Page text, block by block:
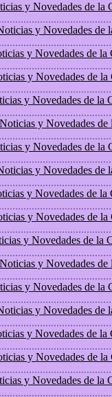
y Novedades de la
y Novedades de
y Novedades de la
y Novedades de la
y Novedades de la
y Novedades de
y Novedades de la
y Novedades de
y Novedades de la
y Novedades de la
y Novedades de la
y Novedades de
y Novedades de la
y Novedades de
y Novedades de la
y Novedades de la
y Novedades de la